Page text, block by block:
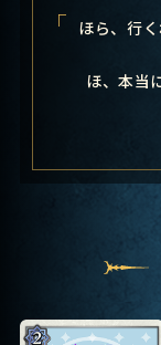
ほら、行
ほ、本当